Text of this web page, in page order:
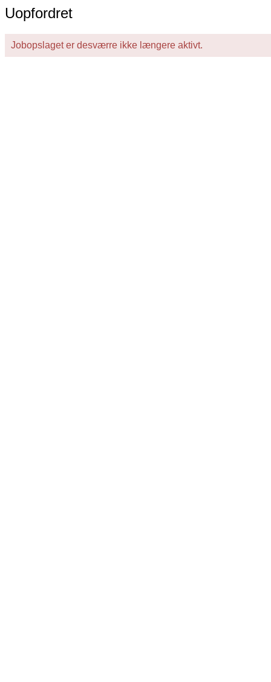
Uopfordret
Jobopslaget er desværre ikke længere aktivt.